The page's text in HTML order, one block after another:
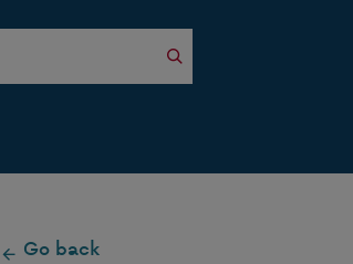
Go back